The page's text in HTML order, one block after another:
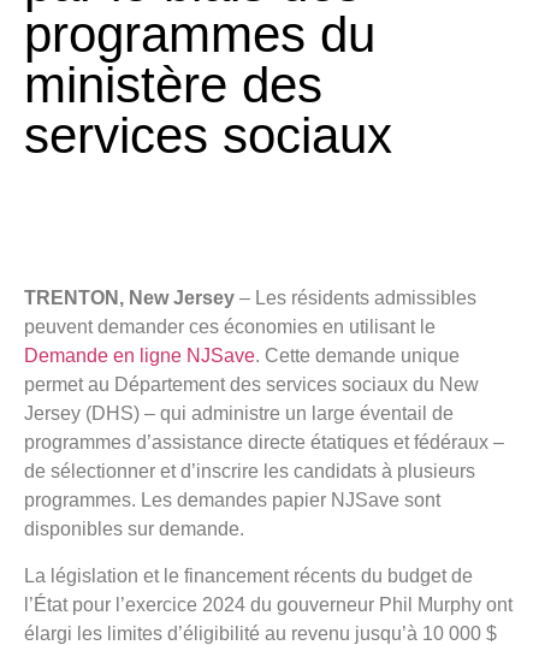
programmes du
ministère des
services sociaux
TRENTON, New Jersey – Les résidents admissibles
peuvent demander ces économies en utilisant le
Demande en ligne NJSave. Cette demande unique
permet au Département des services sociaux du New
Jersey (DHS) – qui administre un large éventail de
programmes d’assistance directe étatiques et fédéraux –
de sélectionner et d’inscrire les candidats à plusieurs
programmes. Les demandes papier NJSave sont
disponibles sur demande.
La législation et le financement récents du budget de
l’État pour l’exercice 2024 du gouverneur Phil Murphy ont
élargi les limites d’éligibilité au revenu jusqu’à 10 000 $